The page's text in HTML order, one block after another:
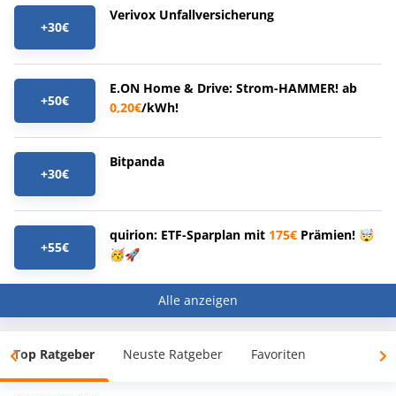
+30€
Verivox Unfallversicherung
+50€
E.ON Home & Drive: Strom-HAMMER! ab
0,20€/kWh!
+30€
Bitpanda
+55€
quirion: ETF-Sparplan mit 175€ Prämien! 🤯
🥳🚀
Alle anzeigen
Top Ratgeber Neuste Ratgeber Favoriten